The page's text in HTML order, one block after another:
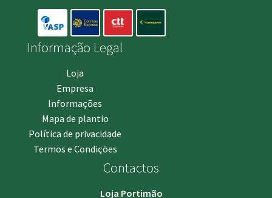
Informação Legal
Loja
Empresa
Informações
Mapa de plantio
Política de privacidade
Termos e Condições
Contactos
Loja Portimão